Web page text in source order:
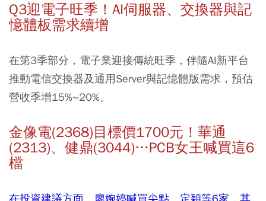
Q3迎電子旺季！AI伺服器、交換器與記
憶體板需求續增
在第3季部分，電子業迎接傳統旺季，伴隨AI新平台
推動電信交換器及通用Server與記憶體版需求，預估
營收季增15%~20%。
金像電(2368)目標價1700元！華通
(2313)、健鼎(3044)…PCB女王喊買這6
檔